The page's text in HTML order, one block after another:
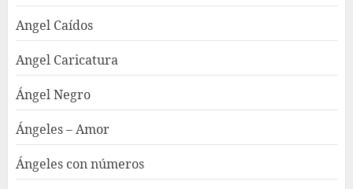
Angel Caídos
Angel Caricatura
Ángel Negro
Ángeles – Amor
Ángeles con números